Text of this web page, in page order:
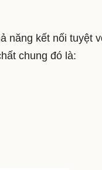
năng kết nối tuyệt
chung đó là: